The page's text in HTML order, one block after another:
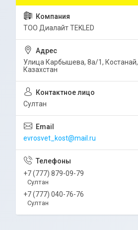
ТОО Диалайт TEKLED
Улица Карбышева, 8а/1, Костанай,
Казахстан
Султан
evrosvet_kost@mail.ru
+7 (777) 879-09-79
Султан
+7 (777) 040-76-76
Султан